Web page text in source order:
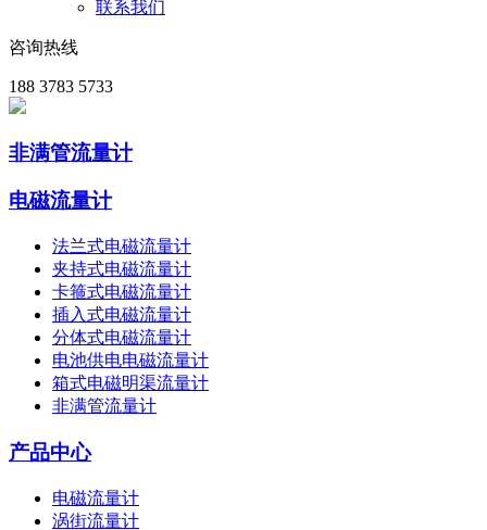
联系我们
咨询热线
188 3783 5733
非满管流量计
电磁流量计
法兰式电磁流量计
夹持式电磁流量计
卡箍式电磁流量计
插入式电磁流量计
分体式电磁流量计
电池供电电磁流量计
箱式电磁明渠流量计
非满管流量计
产品中心
电磁流量计
涡街流量计